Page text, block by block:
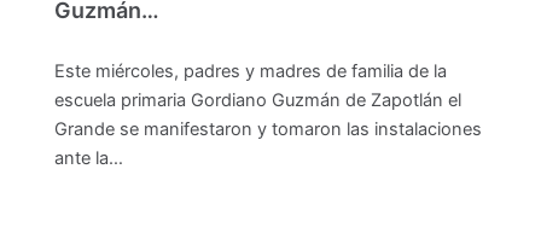
Guzmán…
Este miércoles, padres y madres de familia de la
escuela primaria Gordiano Guzmán de Zapotlán el
Grande se manifestaron y tomaron las instalaciones
ante la…